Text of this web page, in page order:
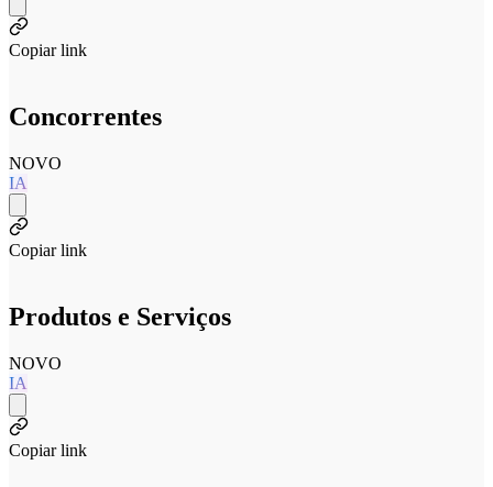
Copiar link
Concorrentes
NOVO
IA
Copiar link
Produtos e Serviços
NOVO
IA
Copiar link